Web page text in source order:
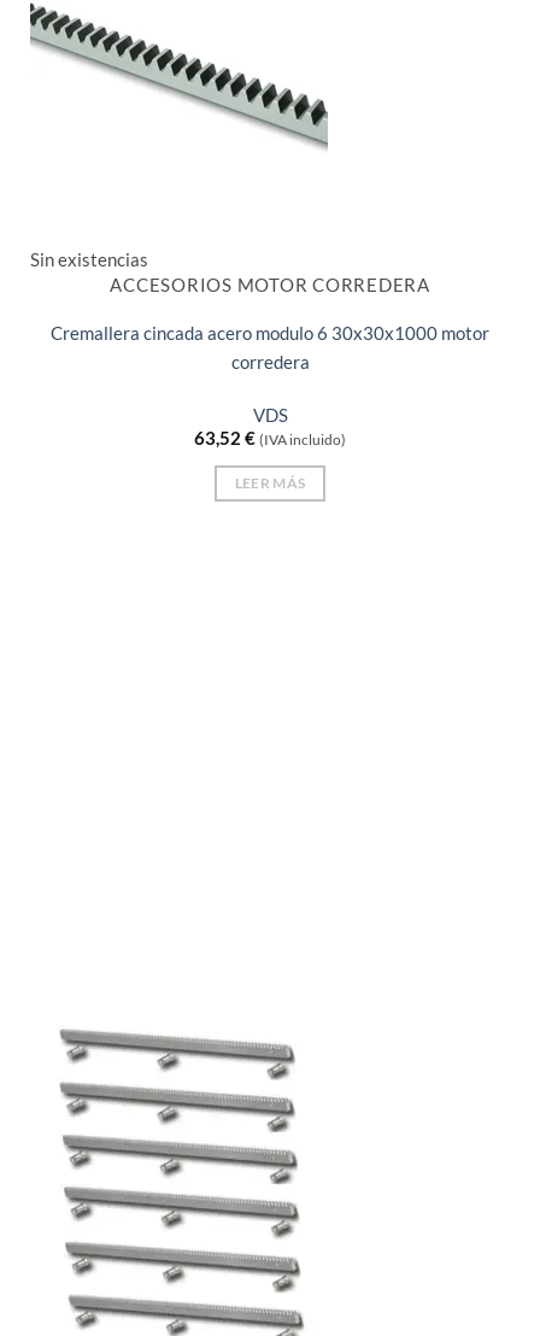
Sin existencias
ACCESORIOS MOTOR CORREDERA
Cremallera cincada acero modulo 6 30x30x1000 motor
corredera
VDS
63,52 € (IVA incluido)
LEER MÁS